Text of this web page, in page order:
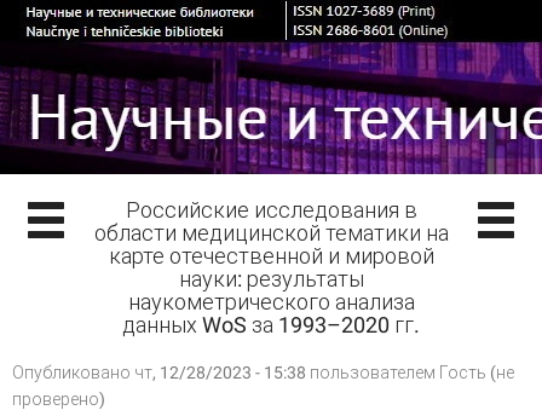
Российские исследования в
области медицинской тематики на
карте отечественной и мировой
науки: результаты
наукометрического анализа
данных WoS за 1993–2020 гг.
Опубликовано чт, 12/28/2023 - 15:38 пользователем Гость (не
проверено)